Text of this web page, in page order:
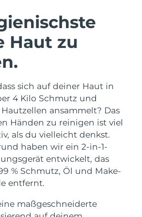
Haut zu
sich auf deiner Haut in
4 Kilo Schmutz und
ansammelt? Das
Händen zu reinigen ist viel
als du vielleicht denkst.
haben wir ein 2-in-1-
entwickelt, das
% Schmutz, Öl und Make-
entfernt.
maßgeschneiderte
massage
4 Plus
LED heating
4 Men
anti-aging massage
toning
2 go
toning on-the-go
2 eyes & lips
line smoothing device
3 Set
facial hydration
3 LED
Mundpflege
4
silicone sonic toothbrush
4 plus
BEHANDLUNG
LED-Behandlungen
NEW
Erwartete Lieferung
Erwartete Lieferung
11/08/2026
Erwartete Lieferung
10/08/2026
Erwartete Lieferung
16/08/2026